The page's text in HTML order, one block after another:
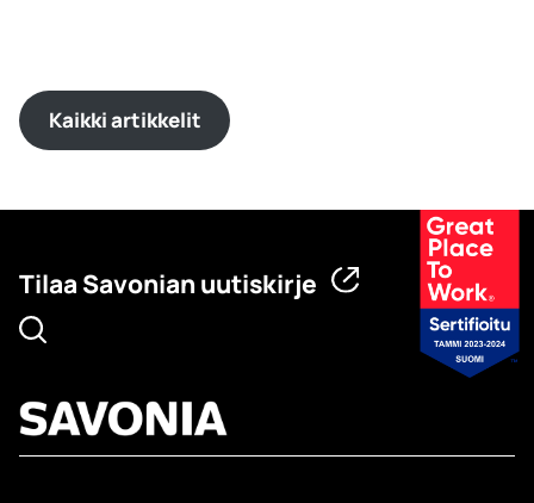
Kaikki artikkelit
Tilaa Savonian uutiskirje